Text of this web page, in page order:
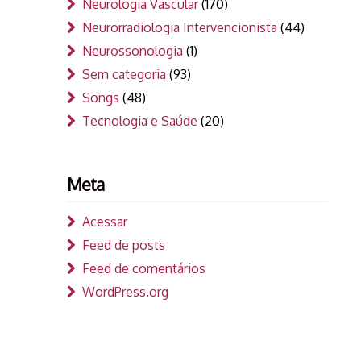
Neurologia Vascular(170)
Neurorradiologia Intervencionista (44)
Neurossonologia (1)
Sem categoria (93)
Songs (48)
Tecnologia e Saúde (20)
Meta
Acessar
Feed de posts
Feed de comentários
WordPress.org